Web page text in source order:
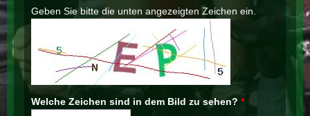
Geben Sie bitte die unten angezeigten Zeichen ein.
Welche Zeichen sind in dem Bild zu sehen? *